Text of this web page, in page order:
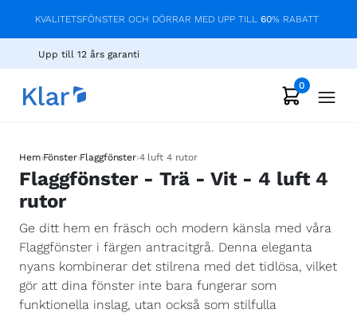
KVALITETSFÖNSTER OCH DÖRRAR MED UPP TILL 60% RABATT
Upp till 12 års garanti
0
Hem›Fönster›Flaggfönster›4 luft 4 rutor
Flaggfönster - Trä - Vit - 4 luft 4
rutor
Ge ditt hem en fräsch och modern känsla med våra
Flaggfönster i färgen antracitgrå. Denna eleganta
nyans kombinerar det stilrena med det tidlösa, vilket
gör att dina fönster inte bara fungerar som
funktionella inslag, utan också som stilfulla